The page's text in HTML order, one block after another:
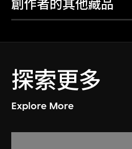
創作者的其他藏品
探索更多
Explore More